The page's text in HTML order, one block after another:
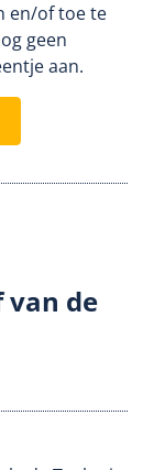
en/of toe te
geen
aan.
van de